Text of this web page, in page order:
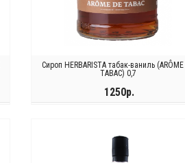
Сироп HERBARISTA табак-ваниль (ARÔME
TABAC) 0,7
1250р.